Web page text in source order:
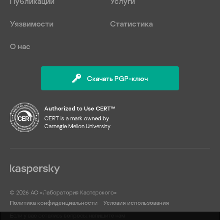
Уязвимости Статистика
О нас
Скачать PGP-ключ
Authorized to Use CERT™
CERT is a mark owned by
Carnegie Mellon University
© 2026 АО «Лаборатория Касперского»
Политика конфиденциальности
Условия использования